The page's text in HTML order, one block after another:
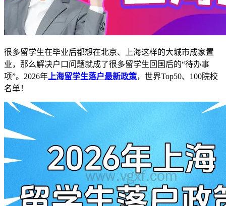
很多留学生在毕业后都想在北京、上海这样的大城市成家置
业，那么解决户口问题就成了很多留学生回国后的“待办事
项”。2026年 上海留学生落户最新政策，世界Top50、100院校
名单！